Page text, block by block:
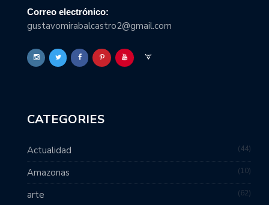
Correo electrónico:
gustavomirabalcastro2@gmail.com
CATEGORIES
Actualidad 44
Amazonas 10
arte 62